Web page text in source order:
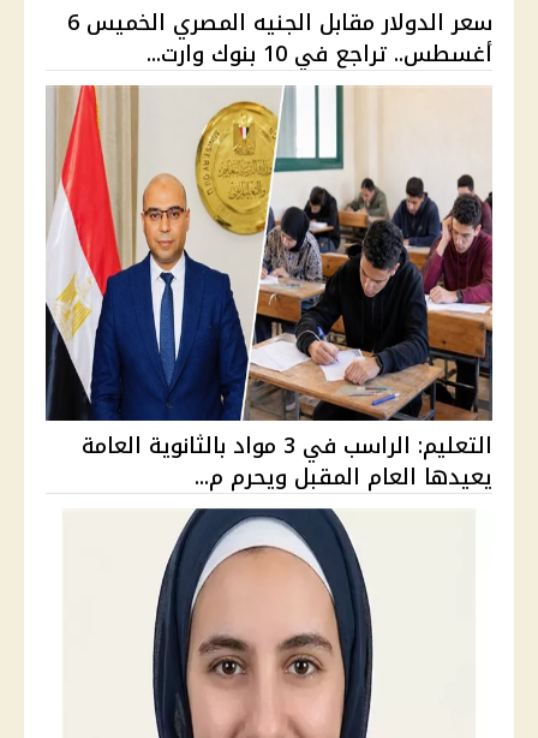
سعر الدولار مقابل الجنيه المصري الخميس 6
أغسطس.. تراجع في 10 بنوك وارت...
التعليم: الراسب في 3 مواد بالثانوية العامة
يعيدها العام المقبل ويحرم م...